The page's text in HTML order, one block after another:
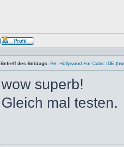
Profil
Betreff des Beitrags: Re: Hollywood For Cubic IDE
wow superb!
Gleich mal testen.